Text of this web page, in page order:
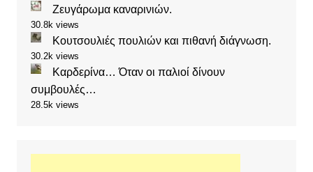
Ζευγάρωμα καναρινιών.
30.8k views
Κουτσουλιές πουλιών και πιθανή διάγνωση.
30.2k views
Καρδερίνα… Όταν οι παλιοί δίνουν
συμβουλές…
28.5k views